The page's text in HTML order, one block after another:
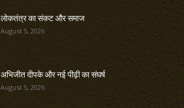
लोकतंत्र का संकट और समाज
August 5, 2026
अभिजीत दीपके और नई पीढ़ी का संघर्ष
August 5, 2026